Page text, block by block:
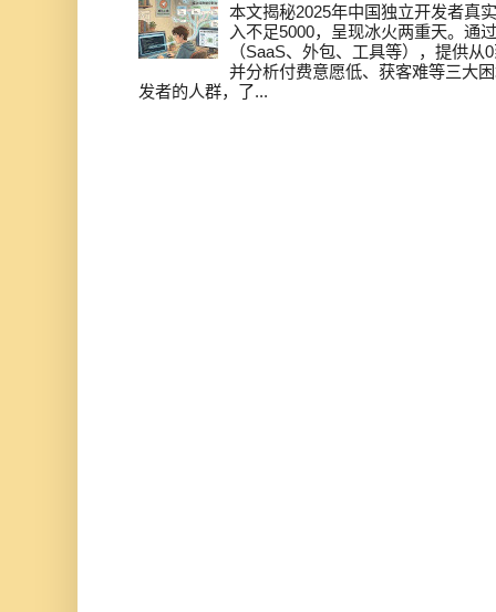
本文揭秘2025年中国独立开发者真
入不足5000，呈现冰火两重天。通
（SaaS、外包、工具等），提供
并分析付费意愿低、获客难等三大
发者的人群，了...